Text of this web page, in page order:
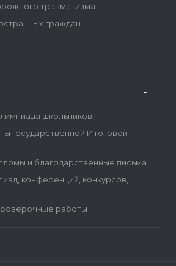
травматизма
граждан
школьников
Государственной Итоговой
и благодарственные письма
конференций, конкурсов,
работы